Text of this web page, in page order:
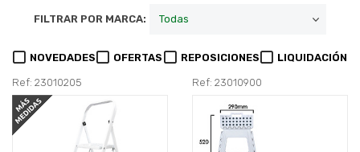
FILTRAR POR MARCA:
NOVEDADES OFERTAS REPOSICIONES LIQUIDACIÓN
Ref: 23010205 Ref: 23010900